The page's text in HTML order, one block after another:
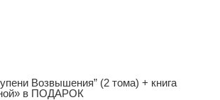
Возвышения” (2 тома) + книга
в ПОДАРОК